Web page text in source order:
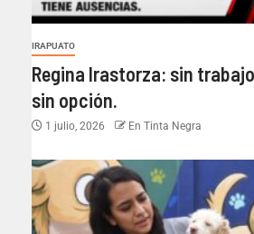
IRAPUATO
Regina Irastorza: sin
sin opción.
1 julio, 2026 En Tinta Negra